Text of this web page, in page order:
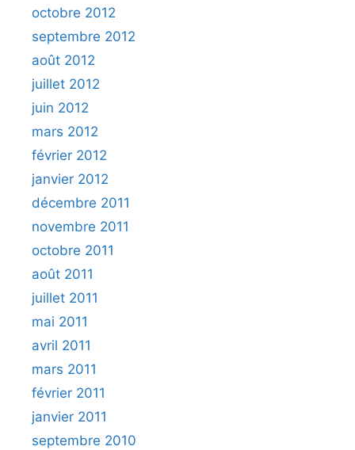
octobre 2012
septembre 2012
août 2012
juillet 2012
juin 2012
mars 2012
février 2012
janvier 2012
décembre 2011
novembre 2011
octobre 2011
août 2011
juillet 2011
mai 2011
avril 2011
mars 2011
février 2011
janvier 2011
septembre 2010